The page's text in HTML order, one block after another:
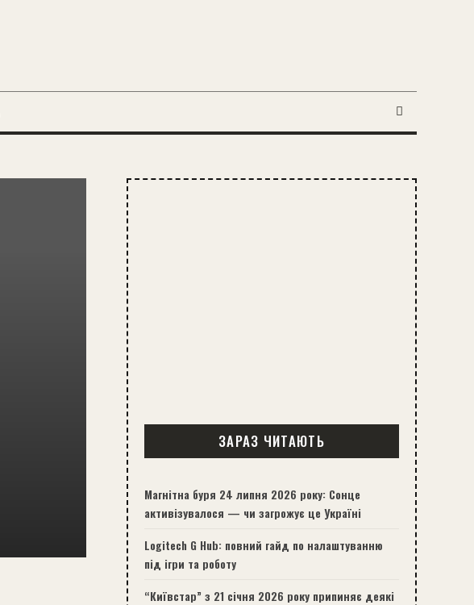
ЗАРАЗ ЧИТАЮТЬ
Магнітна буря 24 липня 2026 року: Сонце
активізувалося — чи загрожує це Україні
Logitech G Hub: повний гайд по налаштуванню
під ігри та роботу
“Київстар” з 21 січня 2026 року припиняє деякі